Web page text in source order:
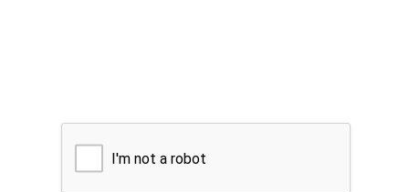
I'm not a robot